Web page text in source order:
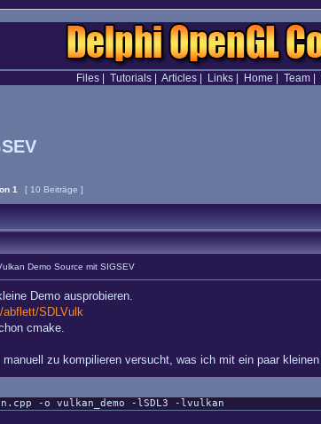
Files| Tutorials| Articles| Links| Home Team|
1 [ 10 Beiträge ]
Demo Source mit SIGSEV
Demo ausprobieren.
SDLVulk
cmake.
manuell zu kompilieren versucht, was ich mit ein paar
-o vulkan_demo -lSDL3 -lvulkan